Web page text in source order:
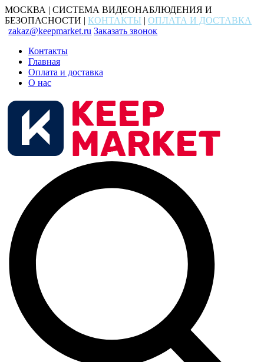
МОСКВА | СИСТЕМА ВИДЕОНАБЛЮДЕНИЯ И
БЕЗОПАСНОСТИ | КОНТАКТЫ | ОПЛАТА И ДОСТАВКА
zakaz@keepmarket.ru Заказать звонок
Контакты
Главная
Оплата и доставка
О нас